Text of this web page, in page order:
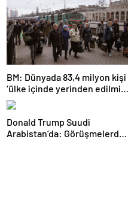
BM: Dünyada 83,4 milyon kişi
‘ülke içinde yerinden edilmiş’
olarak yaşıyor
Donald Trump Suudi
Arabistan’da: Görüşmelerde